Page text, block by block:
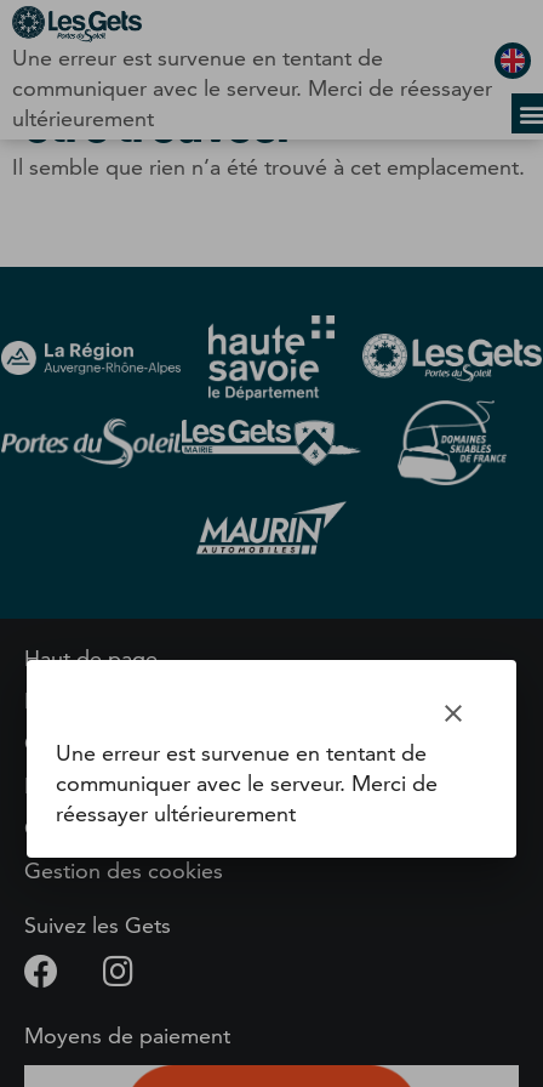
Une erreur est survenue en tentant de
communiquer avec le serveur. Merci de réessayer
ultérieurement
La page ne peut pas
être trouvée.
Il semble que rien n’a été trouvé à cet emplacement.
Haut de page
Mentions légales
Contact & réclamations
Plan du site
Conditions de Vente
Gestion des cookies
Suivez les Gets
Moyens de paiement
clear
Une erreur est survenue en tentant de
communiquer avec le serveur. Merci de
réessayer ultérieurement
Panneau de gestion des cookies